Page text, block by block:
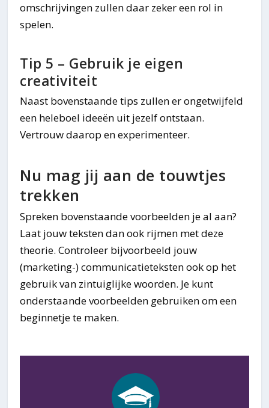
omschrijvingen zullen daar zeker een rol in
spelen.
Tip 5 – Gebruik je eigen
creativiteit
Naast bovenstaande tips zullen er ongetwijfeld
een heleboel ideeën uit jezelf ontstaan.
Vertrouw daarop en experimenteer.
Nu mag jij aan de touwtjes
trekken
Spreken bovenstaande voorbeelden je al aan?
Laat jouw teksten dan ook rijmen met deze
theorie. Controleer bijvoorbeeld jouw
(marketing-) communicatieteksten ook op het
gebruik van zintuiglijke woorden. Je kunt
onderstaande voorbeelden gebruiken om een
beginnetje te maken.